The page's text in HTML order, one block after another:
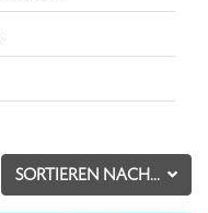
SORTIEREN NACH...